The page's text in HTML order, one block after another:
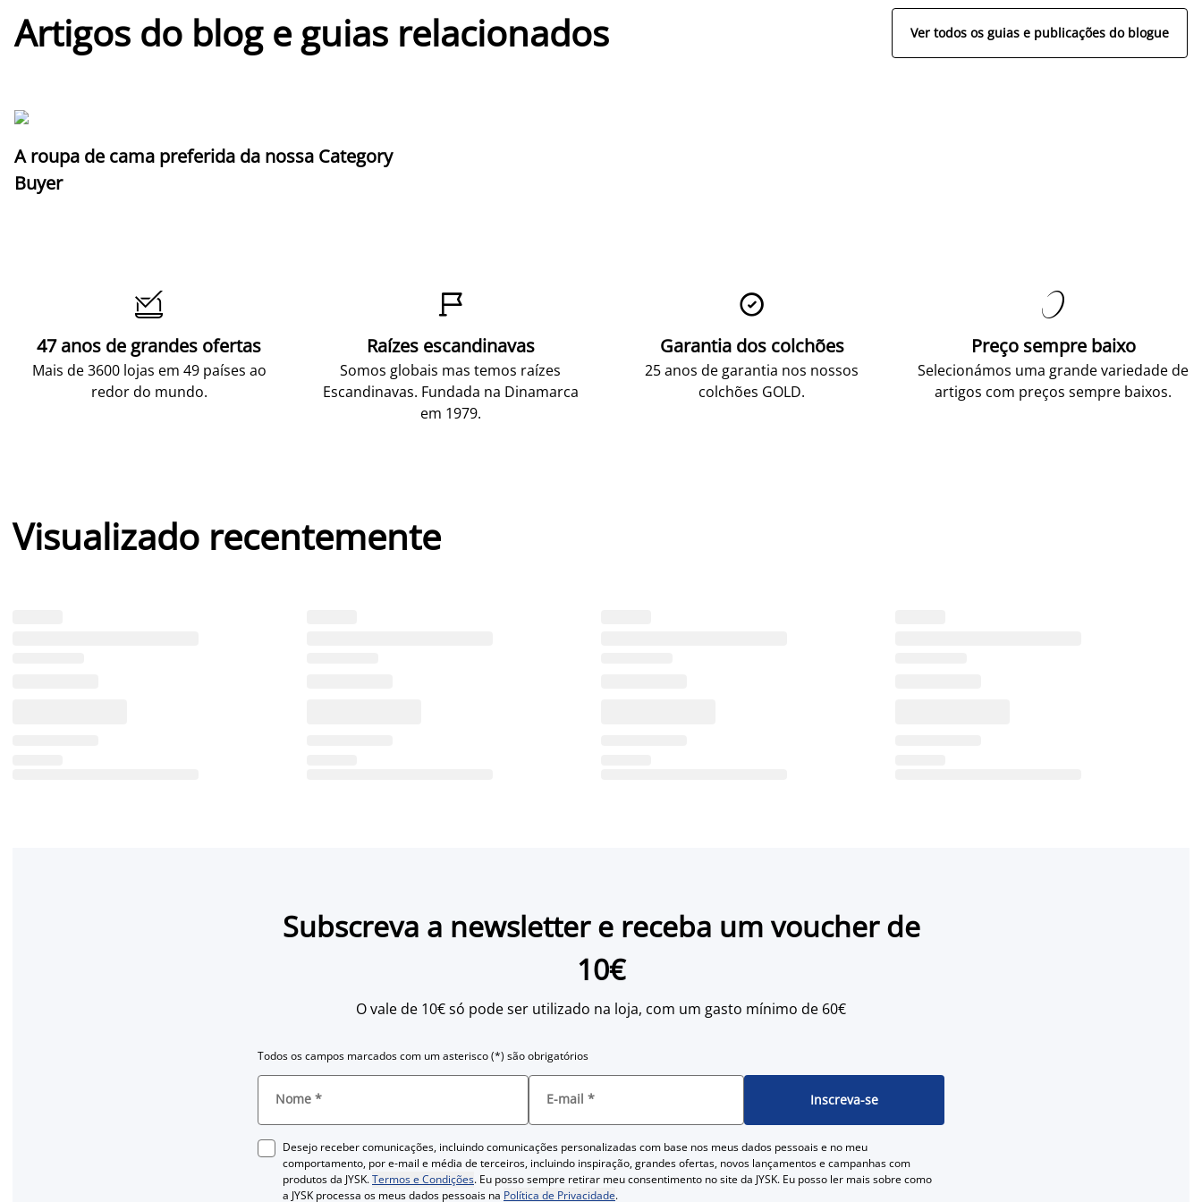
Artigos do blog e guias relacionados Ver todos os guias e publicações do blogue
A roupa de cama preferida da nossa Category
Buyer

47 anos de grandes ofertas
Mais de 3600 lojas em 49 países ao
redor do mundo.

Raízes escandinavas
Somos globais mas temos raízes
Escandinavas. Fundada na Dinamarca
em 1979.

Garantia dos colchões
25 anos de garantia nos nossos
colchões GOLD.

Preço sempre baixo
Selecionámos uma grande variedade de
artigos com preços sempre baixos.
Visualizado recentemente
Subscreva a newsletter e receba um voucher de
10€
O vale de 10€ só pode ser utilizado na loja, com um gasto mínimo de 60€
Todos os campos marcados com um asterisco (*) são obrigatórios
Nome * E-mail * Inscreva-se
Desejo receber comunicações, incluindo comunicações personalizadas com base nos meus dados pessoais e no meu
comportamento, por e-mail e média de terceiros, incluindo inspiração, grandes ofertas, novos lançamentos e campanhas com
produtos da JYSK.Termos e Condições. Eu posso sempre retirar meu consentimento no site da JYSK. Eu posso ler mais sobre como
a JYSK processa os meus dados pessoais na Política de Privacidade.